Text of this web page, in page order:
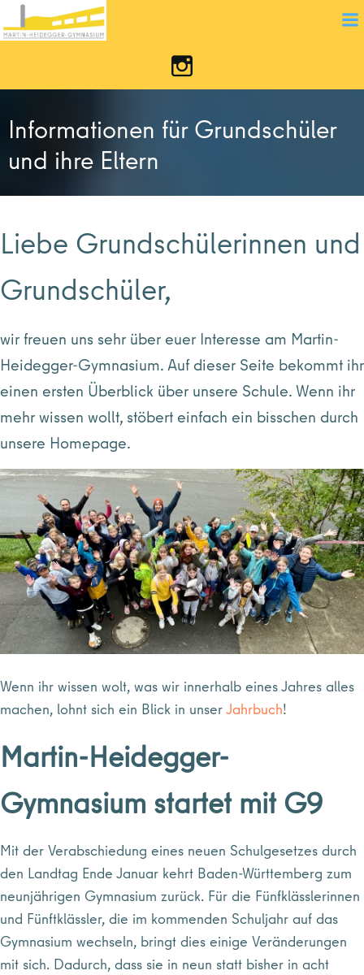
springen
Informationen für Grundschüler
und ihre Eltern
Liebe Grundschülerinnen und
Grundschüler,
wir freuen uns sehr über euer Interesse am Martin-
Heidegger-Gymnasium. Auf dieser Seite bekommt ihr
einen ersten Überblick über unsere Schule. Wenn ihr
mehr wissen wollt, stöbert einfach ein bisschen durch
unsere Homepage.
Wenn ihr wissen wolt, was wir innerhalb eines Jahres alles
machen, lohnt sich ein Blick in unserJahrbuch!
Martin-Heidegger-
Gymnasium startet mit G9
Mit der Verabschiedung eines neuen Schulgesetzes durch
den Landtag Ende Januar kehrt Baden-Württemberg zum
neunjährigen Gymnasium zurück. Für die Fünfklässlerinnen
und Fünftklässler, die im kommenden Schuljahr auf das
Gymnasium wechseln, bringt dies einige Veränderungen
mit sich. Dadurch, dass sie in neun statt bisher in acht